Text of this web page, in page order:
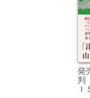
発
Ｉ